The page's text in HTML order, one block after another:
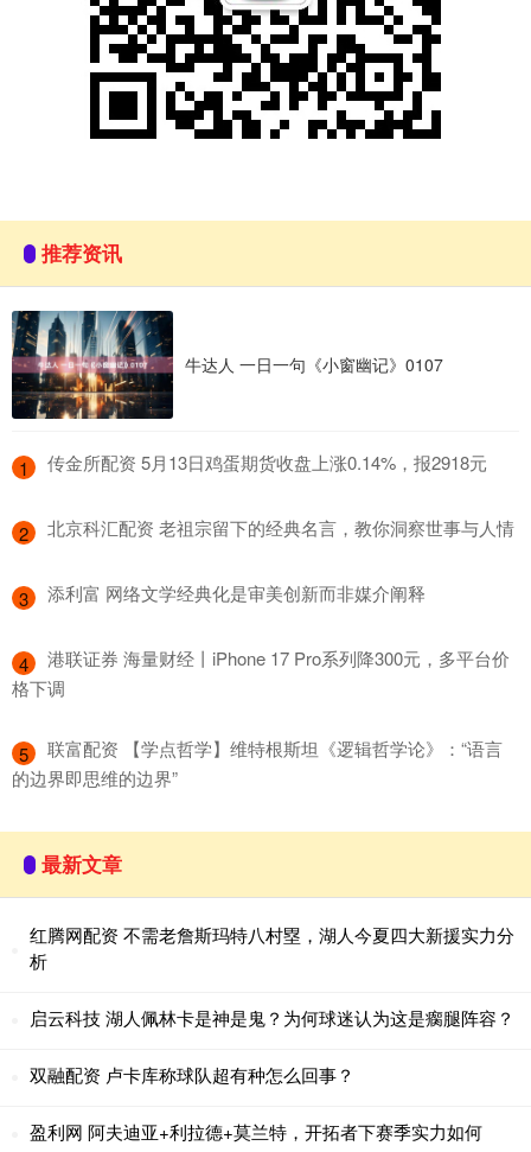
推荐资讯
牛达人 一日一句《小窗幽记》0107
1 ​传金所配资 5月13日鸡蛋期货收盘上涨0.14%，报2918元
2 ​北京科汇配资 老祖宗留下的经典名言，教你洞察世事与人情
3 ​添利富 网络文学经典化是审美创新而非媒介阐释
4
​港联证券 海量财经丨iPhone 17 Pro系列降300元，多平台价
格下调
5
​联富配资 【学点哲学】维特根斯坦《逻辑哲学论》：“语言
的边界即思维的边界”
最新文章
红腾网配资 不需老詹斯玛特八村塁，湖人今夏四大新援实力分
析
启云科技 湖人佩林卡是神是鬼？为何球迷认为这是瘸腿阵容？
双融配资 卢卡库称球队超有种怎么回事？
盈利网 阿夫迪亚+利拉德+莫兰特，开拓者下赛季实力如何